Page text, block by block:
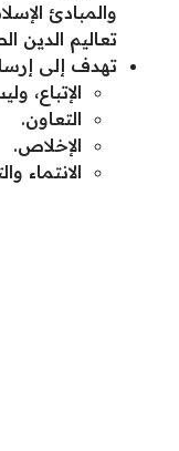
والمبادئ
تعاليم الدين
تهدف إلى
الإتباع،
التعاون.
الإخلاص.
الانتماء